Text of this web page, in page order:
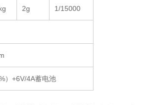
2g 1/15000
）+6V/4A蓄电池